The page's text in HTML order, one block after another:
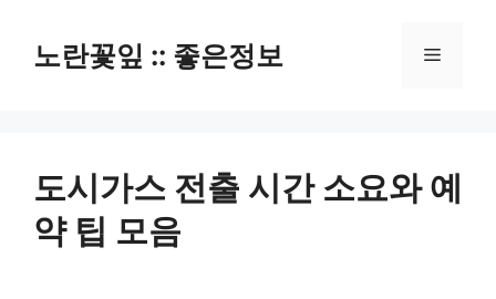
노란꽃잎 :: 좋은정보 메
도시가스 전출 시간 소요와 예
약 팁 모음